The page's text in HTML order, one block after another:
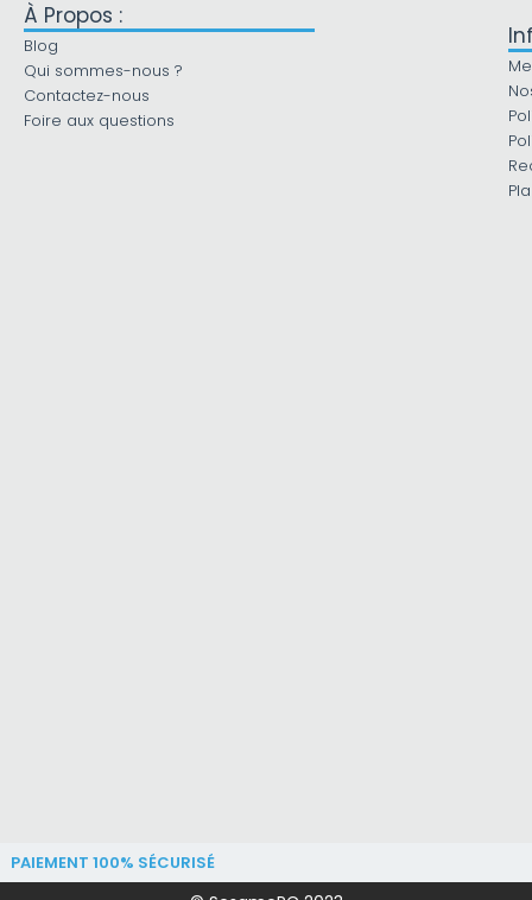
À Propos :
Blog
Qui sommes-nous ?
Contactez-nous
Foire aux questions
PAIEMENT 100% SÉCURISÉ